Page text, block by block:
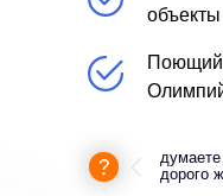
объекты
Поющий
дорого